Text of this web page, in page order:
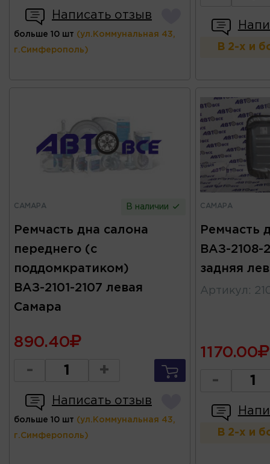
Написать отзыв
больше 10 шт (ул.Коммунальная 43,
г.Симферополь) В 2-х и
САМАРА В наличии
Ремчасть дна салона
переднего (с
поддомкратиком)
ВАЗ-2101-2107 левая
Самара
890.40
- +
Написать отзыв
больше 10 шт (ул.Коммунальная 43,
г.Симферополь)
САМАРА
Ремчасть
ВАЗ-2108-
задняя
Артикул :
1170.00
-
В 2-х и